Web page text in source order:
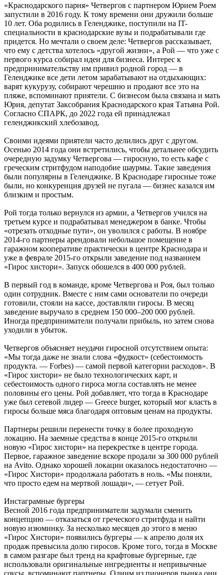
«Краснодарского парня» Четвергов с партнером Юрием Роем
запустили в 2016 году. К тому времени они дружили больше
10 лет. Оба родились в Геленджике, поступили на IT-
специальности в краснодарские вузы и подрабатывали где
придется. Но мечтали о своем деле: Четвергов рассказывает,
что ему с детства хотелось «другой жизни», а Рой — что уже с
первого курса собирал идеи для бизнеса. Интерес к
предпринимательству им привил родной город — в
Геленджике все дети летом зарабатывают на отдыхающих:
варят кукурузу, собирают черешню и продают все это на
пляже, вспоминают приятели. С бизнесом была связана и мать
Юрия, депутат Заксобрания Краснодарского края Татьяна Рой.
Согласно СПАРК, до 2022 года ей принадлежал
геленджикский хлебозавод.
Своими идеями приятели часто делились друг с другом.
Осенью 2014 года они встретились, чтобы детальнее обсудить
очередную задумку Четвергова — гиросную, то есть кафе с
греческим стритфудом наподобие шаурмы. Такие заведения
были популярны в Геленджике. В Краснодаре гиросные тоже
были, но конкуренция друзей не пугала — бизнес казался им
близким и простым.
Рой тогда только вернулся из армии, а Четвергов учился на
третьем курсе и подрабатывал менеджером в банке. Чтобы
«отрезать отходные пути», он уволился с работы. В ноябре
2014-го партнеры арендовали небольшое помещение в
гаражном кооперативе практически в центре Краснодара и
уже в феврале 2015-го открыли заведение под названием
«Гирос хистори». Запуск обошелся в 400 000 рублей.
В первый год в команде, кроме Четвергова и Роя, был только
один сотрудник. Вместе с ним сами основатели по очереди
готовили, стояли на кассе, доставляли гиросы. В месяц
заведение выручало в среднем 150 000–200 000 рублей.
Иногда предприниматели получали прибыль, но затем снова
уходили в убыток.
Четвергов объясняет неудачи гиросной отсутствием опыта:
«Мы тогда даже не знали слова «фудкост» (себестоимость
продукта. — Forbes) — самой первой категории расходов». В
«Гирос хистори» не было технологических карт, и
себестоимость одного гироса могла составлять не менее
половины его цены. Рой добавляет, что тогда в Краснодаре
уже был сетевой лидер — Greece burger, который мог класть в
гиросы больше мяса благодаря оптовым ценам на продукты.
Партнеры решили перенести точку в более проходную
локацию. На заемные средства в конце 2015-го открыли
новую «Гирос хистори» на перекрестке в центре города.
Первое, гаражное заведение вскоре продали за 300 000 рублей
на Avito. Однако хорошей локации оказалось недостаточно —
«Гирос Хистори» продолжала работать в ноль. «Мы поняли,
что просто едем на мертвой лошади», — сетует Рой.
Инстаграмные бургеры
Весной 2016 года предприниматели задумали сменить
концепцию — отказаться от греческого стритфуда и найти
новую изюминку. За несколько месяцев до этого в меню
«Гирос Хистори» появились бургеры — к апрелю доля их
продаж превысила долю гиросов. Кроме того, тогда в Москве
в самом разгаре был тренд на крафтовые бургерные, где
использовали оригинальные ингредиенты и непривычные
соусы, вспоминают партнеры. Одним из пионеров рынка они